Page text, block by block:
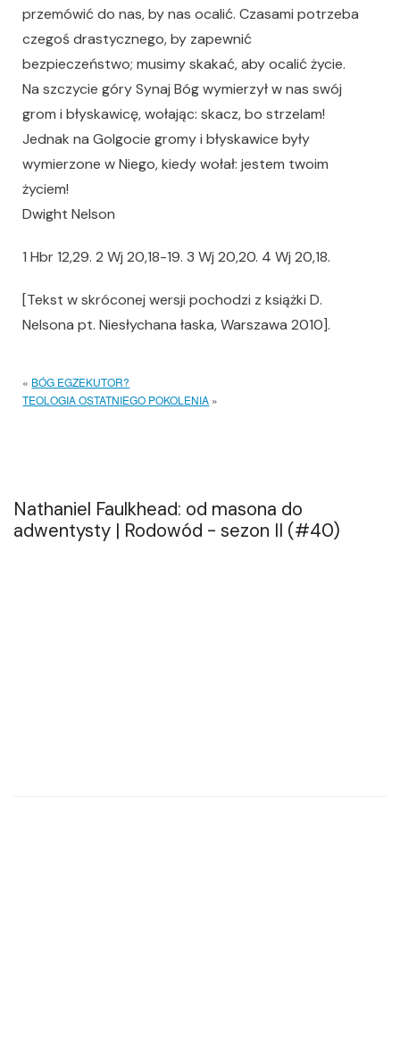
przemówić do nas, by nas ocalić. Czasami potrzeba
czegoś drastycznego, by zapewnić
bezpieczeństwo; musimy skakać, aby ocalić życie.
Na szczycie góry Synaj Bóg wymierzył w nas swój
grom i błyskawicę, wołając: skacz, bo strzelam!
Jednak na Golgocie gromy i błyskawice były
wymierzone w Niego, kiedy wołał: jestem twoim
życiem!
Dwight Nelson
1 Hbr 12,29. 2 Wj 20,18-19. 3 Wj 20,20. 4 Wj 20,18.
[Tekst w skróconej wersji pochodzi z książki D.
Nelsona pt. Niesłychana łaska, Warszawa 2010].
« BÓG EGZEKUTOR?
TEOLOGIA OSTATNIEGO POKOLENIA »
Nathaniel Faulkhead: od masona do
adwentysty | Rodowód - sezon II (#40)